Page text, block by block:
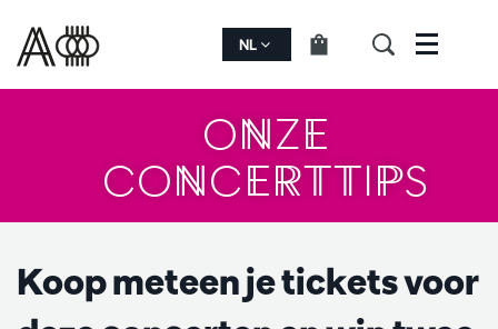
NL Menu
ONZE
CONCERTTIPS
Koop meteen je tickets voor